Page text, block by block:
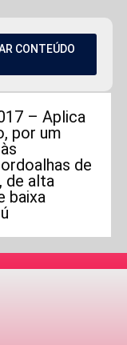
CONTEÚDO
– Aplica
por um
de
de alta
baixa